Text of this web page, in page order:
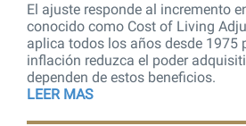
El ajuste responde al incremento
conocido como Cost of Living
aplica todos los años desde 1975
inflación reduzca el poder
dependen de estos beneficios.
LEER MAS